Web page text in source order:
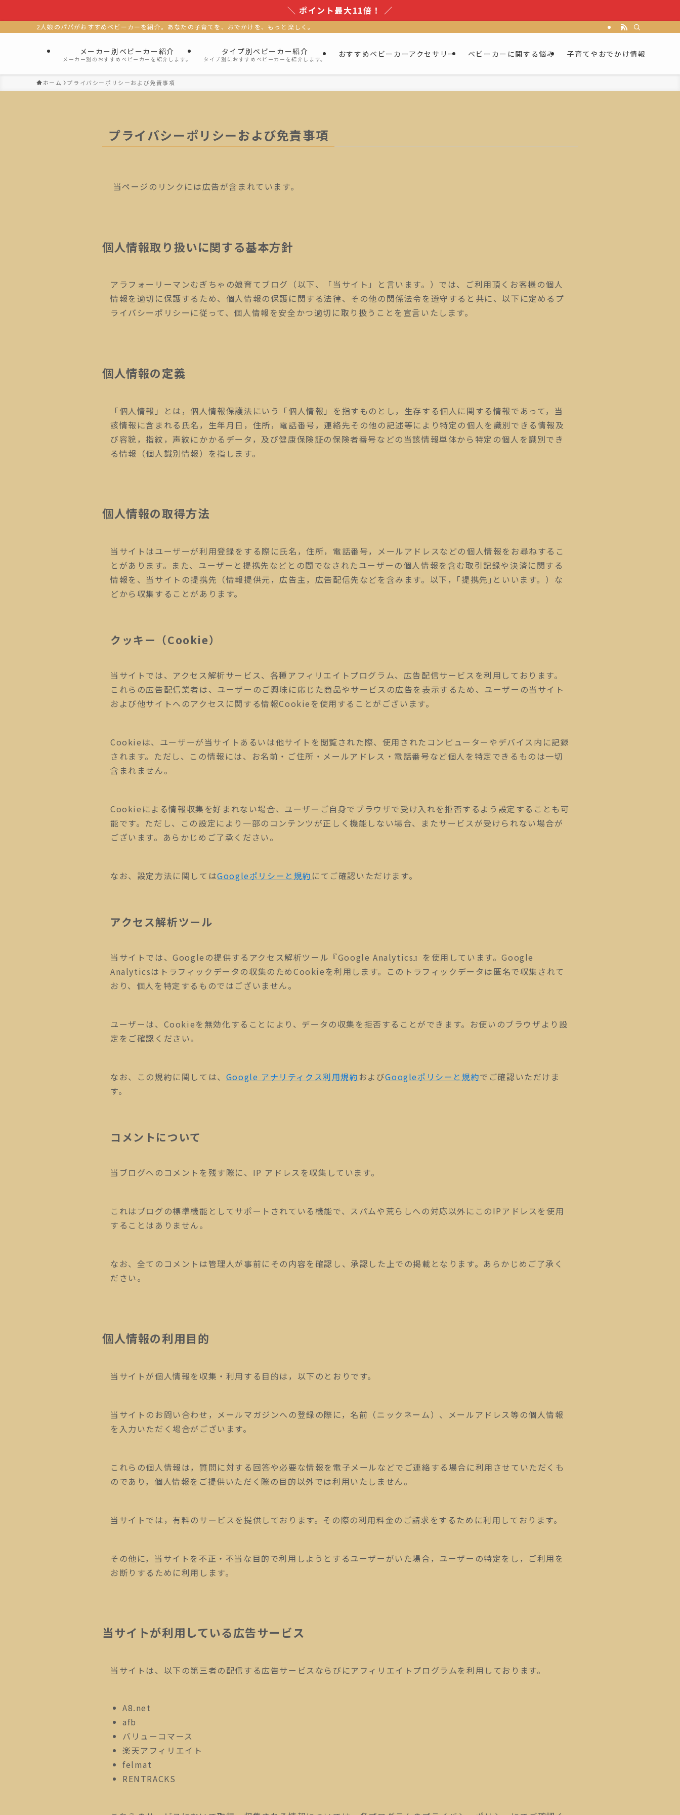
＼ ポイント最大11倍！ ／
2人娘のパパがおすすめベビーカーを紹介。あなたの子育てを、おでかけを、もっと楽しく。
メーカー別ベビーカー紹介
メーカー別のおすすめベビーカーを紹介します。
タイプ別ベビーカー紹介
タイプ別におすすめベビーカーを紹介します。
おすすめベビーカーアクセサリー ベビーカーに関する悩み 子育てやおでかけ情報
ホーム プライバシーポリシーおよび免責事項
プライバシーポリシーおよび免責事項
当ページのリンクには広告が含まれています。
個人情報取り扱いに関する基本方針
アラフォーリーマンむぎちゃの娘育てブログ（以下、「当サイト」と言います。）では、ご利用頂くお客様の個人
情報を適切に保護するため、個人情報の保護に関する法律、その他の関係法令を遵守すると共に、以下に定めるプ
ライバシーポリシーに従って、個人情報を安全かつ適切に取り扱うことを宣言いたします。
個人情報の定義
「個人情報」とは，個人情報保護法にいう「個人情報」を指すものとし，生存する個人に関する情報であって，当
該情報に含まれる氏名，生年月日，住所，電話番号，連絡先その他の記述等により特定の個人を識別できる情報及
び容貌，指紋，声紋にかかるデータ，及び健康保険証の保険者番号などの当該情報単体から特定の個人を識別でき
る情報（個人識別情報）を指します。
個人情報の取得方法
当サイトはユーザーが利用登録をする際に氏名，住所，電話番号，メールアドレスなどの個人情報をお尋ねするこ
とがあります。また、ユーザーと提携先などとの間でなされたユーザーの個人情報を含む取引記録や決済に関する
情報を、当サイトの提携先（情報提供元，広告主，広告配信先などを含みます。以下，｢提携先｣といいます。）な
どから収集することがあります。
クッキー（Cookie）
当サイトでは、アクセス解析サービス、各種アフィリエイトプログラム、広告配信サービスを利用しております。
これらの広告配信業者は、ユーザーのご興味に応じた商品やサービスの広告を表示するため、ユーザーの当サイト
および他サイトへのアクセスに関する情報Cookieを使用することがございます。
Cookieは、ユーザーが当サイトあるいは他サイトを閲覧された際、使用されたコンピューターやデバイス内に記録
されます。ただし、この情報には、お名前・ご住所・メールアドレス・電話番号など個人を特定できるものは一切
含まれません。
Cookieによる情報収集を好まれない場合、ユーザーご自身でブラウザで受け入れを拒否するよう設定することも可
能です。ただし、この設定により一部のコンテンツが正しく機能しない場合、またサービスが受けられない場合が
ございます。あらかじめご了承ください。
なお、設定方法に関してはGoogleポリシーと規約 にてご確認いただけます。
アクセス解析ツール
当サイトでは、Googleの提供するアクセス解析ツール『Google Analytics』を使用しています。Google
Analyticsはトラフィックデータの収集のためCookieを利用します。このトラフィックデータは匿名で収集されて
おり、個人を特定するものではございません。
ユーザーは、Cookieを無効化することにより、データの収集を拒否することができます。お使いのブラウザより設
定をご確認ください。
なお、この規約に関しては、 Google アナリティクス利用規約およびGoogleポリシーと規約でご確認いただけま
す。
コメントについて
当ブログへのコメントを残す際に、IP アドレスを収集しています。
これはブログの標準機能としてサポートされている機能で、スパムや荒らしへの対応以外にこのIPアドレスを使用
することはありません。
なお、全てのコメントは管理人が事前にその内容を確認し、承認した上での掲載となります。あらかじめご了承く
ださい。
個人情報の利用目的
当サイトが個人情報を収集・利用する目的は，以下のとおりです。
当サイトのお問い合わせ，メールマガジンへの登録の際に，名前（ニックネーム）、メールアドレス等の個人情報
を入力いただく場合がございます。
これらの個人情報は，質問に対する回答や必要な情報を電子メールなどでご連絡する場合に利用させていただくも
のであり，個人情報をご提供いただく際の目的以外では利用いたしません。
当サイトでは，有料のサービスを提供しております。その際の利用料金のご請求をするために利用しております。
その他に，当サイトを不正・不当な目的で利用しようとするユーザーがいた場合，ユーザーの特定をし，ご利用を
お断りするために利用します。
当サイトが利用している広告サービス
当サイトは、以下の第三者の配信する広告サービスならびにアフィリエイトプログラムを利用しております。
A8.net
afb
バリューコマース
楽天アフィリエイト
felmat
RENTRACKS